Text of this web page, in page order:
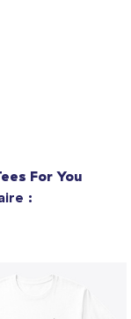
For You
: